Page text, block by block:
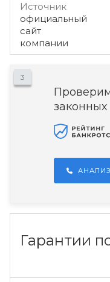
Источник
официальный
сайт
компании
3
Гарантии